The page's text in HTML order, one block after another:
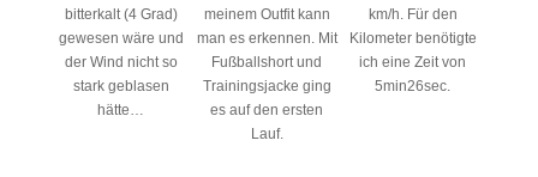
bitterkalt (4 Grad)
gewesen wäre und
der Wind nicht so
stark geblasen
hätte…
meinem Outfit kann
man es erkennen. Mit
Fußballshort und
Trainingsjacke ging
es auf den ersten
Lauf.
km/h. Für den
Kilometer benötigte
ich eine Zeit von
5min26sec.